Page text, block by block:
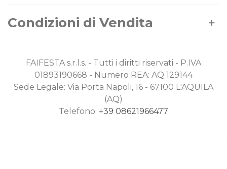
Condizioni di Vendita
FAIFESTA s.r.l.s. - Tutti i diritti riservati - P.IVA
01893190668 - Numero REA: AQ 129144
Sede Legale: Via Porta Napoli, 16 - 67100 L'AQUILA
(AQ)
Telefono: +39 08621966477